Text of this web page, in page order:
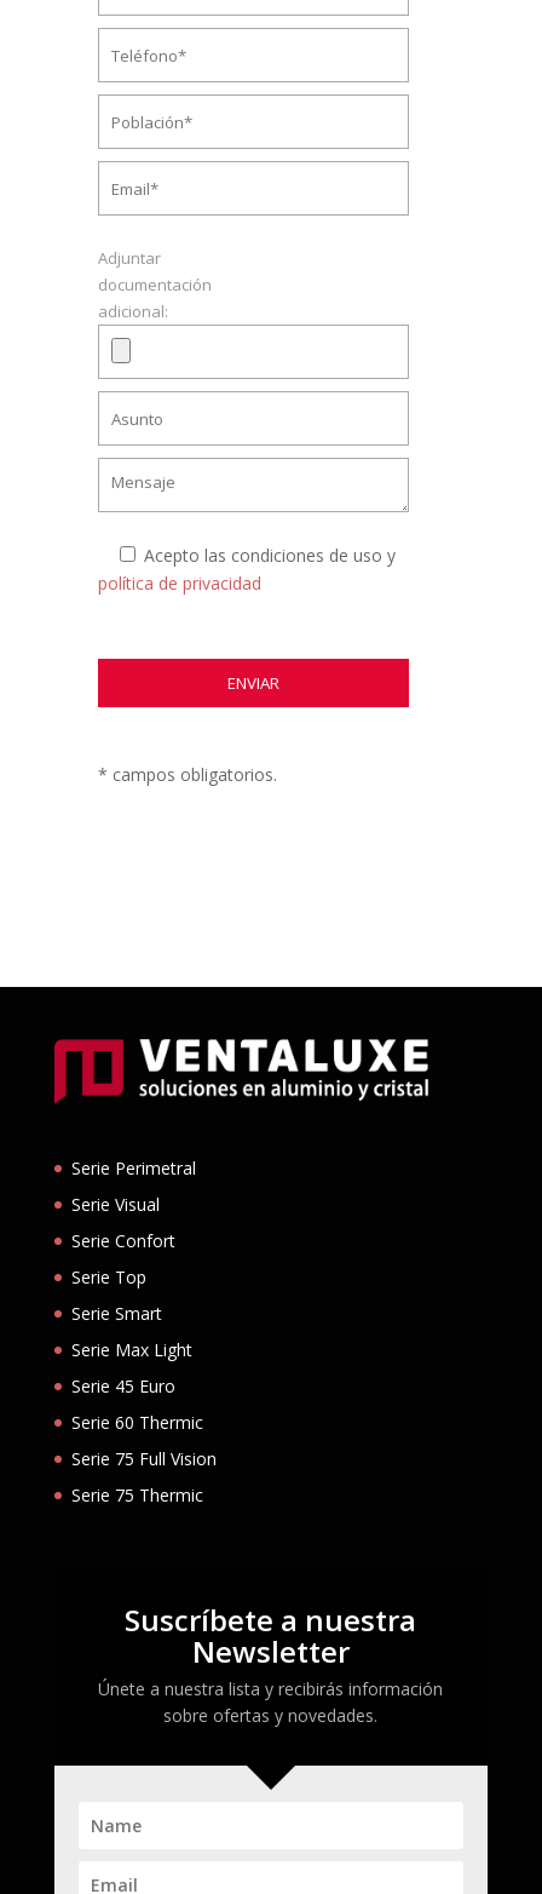
Adjuntar
documentación
adicional:
Acepto las condiciones de uso y
política de privacidad
* campos obligatorios.
Serie Perimetral
Serie Visual
Serie Confort
Serie Top
Serie Smart
Serie Max Light
Serie 45 Euro
Serie 60 Thermic
Serie 75 Full Vision
Serie 75 Thermic
Suscríbete a nuestra
Newsletter
Únete a nuestra lista y recibirás información
sobre ofertas y novedades.